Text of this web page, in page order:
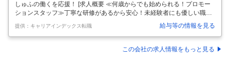
しゅふの働くを応援！ [求人概要 ≪何歳からでも始められる！プロモー
ションスタッフ≫丁寧な研修があるから安心！未経験者にも優しい職場
◎週2.3日～/土日祝休み★ [職種名 プロモーションスタッフ [勤務地・最
寄駅 広島県広島市佐伯区利松1-5-6 【玉泉院五日市会館】 広島市佐伯区
利松1-5-6 玉泉院 五日市会館 五日市駅 自動車10分 [勤務日数 週3日以上
10:00～15:00 月／火／水／木／金 などから選べます 長期【3ヶ月以上】
提供：キャリアインデックス転職 給与等の情報を見る
この会社の求人情報をもっと見る